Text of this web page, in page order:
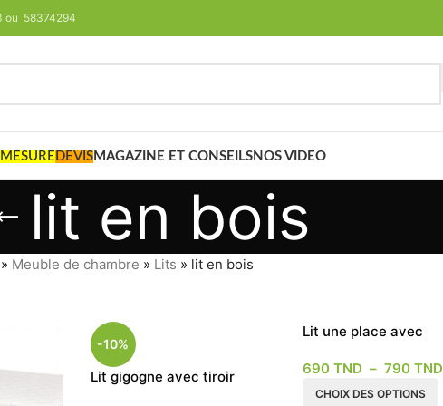
ou 58374294
DEVIS MAGAZINE ET CONSEILS NOS VIDEO
lit en bois
» Meuble de chambre » Lits » lit en bois
-10%
Lit gigogne avec tiroir
Lit une place avec
690TND – 790TND
CHOIX DES OPTIONS